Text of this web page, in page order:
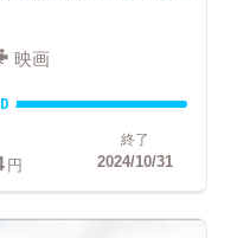
映画
円
終了
2024/10/31